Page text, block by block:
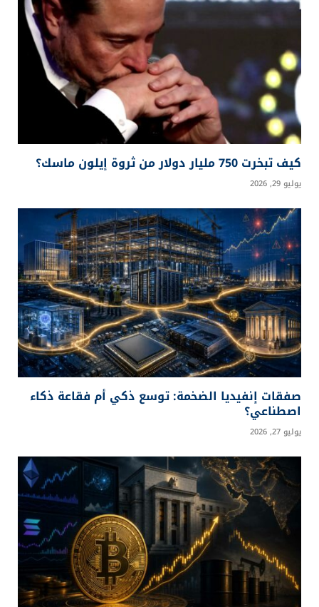
كيف تبخرت 750 مليار دولار من ثروة إيلون ماسك؟
يوليو 29, 2026
صفقات إنفيديا الضخمة: توسع ذكي أم فقاعة ذكاء
اصطناعي؟
يوليو 27, 2026